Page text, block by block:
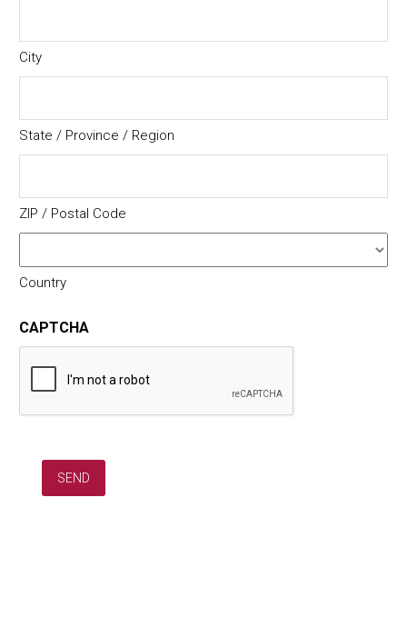
City
State / Province / Region
ZIP / Postal Code
Country
CAPTCHA